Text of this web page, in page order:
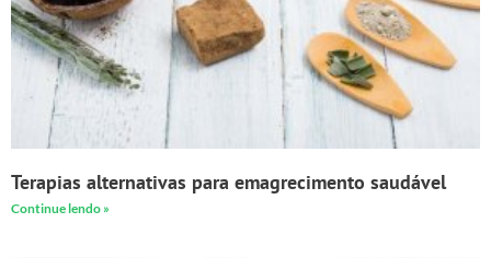
Terapias alternativas para emagrecimento saudável
Continue lendo »